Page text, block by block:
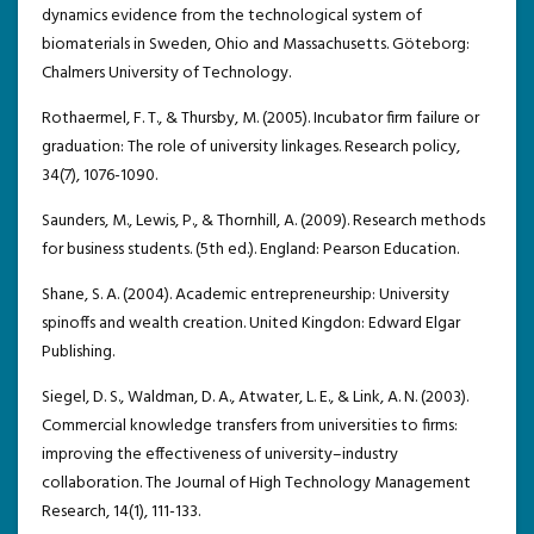
dynamics evidence from the technological system of
biomaterials in Sweden, Ohio and Massachusetts. Göteborg:
Chalmers University of Technology.
Rothaermel, F. T., & Thursby, M. (2005). Incubator firm failure or
graduation: The role of university linkages. Research policy,
34(7), 1076-1090.
Saunders, M., Lewis, P., & Thornhill, A. (2009). Research methods
for business students. (5th ed.). England: Pearson Education.
Shane, S. A. (2004). Academic entrepreneurship: University
spinoffs and wealth creation. United Kingdon: Edward Elgar
Publishing.
Siegel, D. S., Waldman, D. A., Atwater, L. E., & Link, A. N. (2003).
Commercial knowledge transfers from universities to firms:
improving the effectiveness of university–industry
collaboration. The Journal of High Technology Management
Research, 14(1), 111-133.